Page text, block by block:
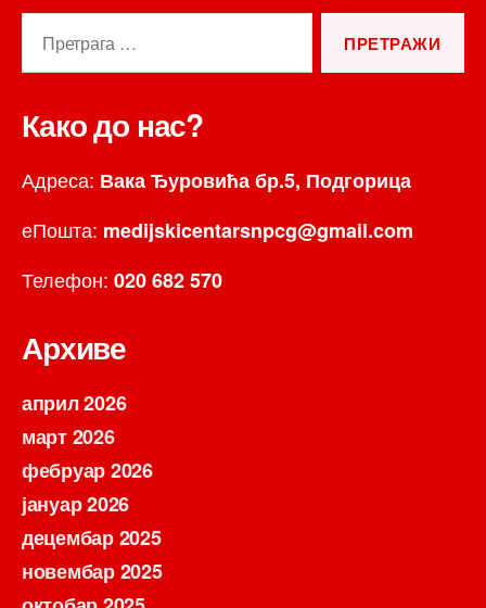
Како до нас?
Адреса: Вака Ђуровића бр.5, Подгорица
еПошта: medijskicentarsnpcg@gmail.com
Телефон: 020 682 570
Архиве
април 2026
март 2026
фебруар 2026
јануар 2026
децембар 2025
новембар 2025